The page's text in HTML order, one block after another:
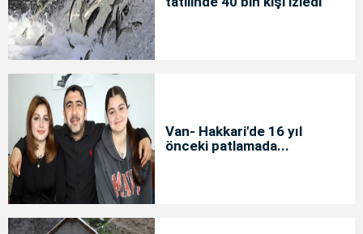
Van- Hakkari'de 16 yıl
önceki patlamada...